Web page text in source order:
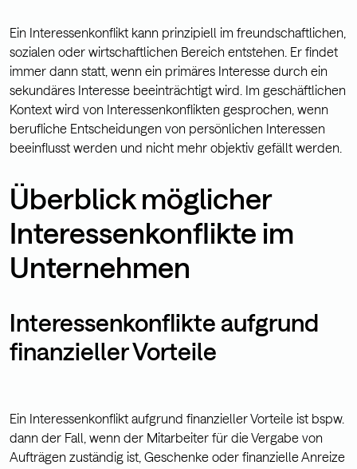
Ein Interessenkonflikt kann prinzipiell im freundschaftlichen,
sozialen oder wirtschaftlichen Bereich entstehen. Er findet
immer dann statt, wenn ein primäres Interesse durch ein
sekundäres Interesse beeinträchtigt wird. Im geschäftlichen
Kontext wird von Interessenkonflikten gesprochen, wenn
berufliche Entscheidungen von persönlichen Interessen
beeinflusst werden und nicht mehr objektiv gefällt werden.
Überblick möglicher
Interessenkonflikte im
Unternehmen
Interessenkonflikte aufgrund
finanzieller Vorteile
Ein Interessenkonflikt aufgrund finanzieller Vorteile ist bspw.
dann der Fall, wenn der Mitarbeiter für die Vergabe von
Aufträgen zuständig ist, Geschenke oder finanzielle Anreize